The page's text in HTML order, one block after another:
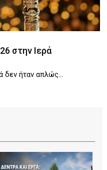
στην Ιερά
δεν ήταν απλώς...